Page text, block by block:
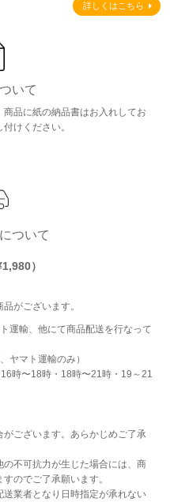
詳しくはこちら
いて
品に紙の納品書はお入れしてお
けください。
ついて
）
がございます。
運輸、他にて商品配送を行なって
ヤマト運輸のみ）
時〜18時・18時〜21時・19～21
ございます。あらかじめご了承
不可抗力が生じた場合には、商
のでご了承願います。
業者となり日時指定が承れない